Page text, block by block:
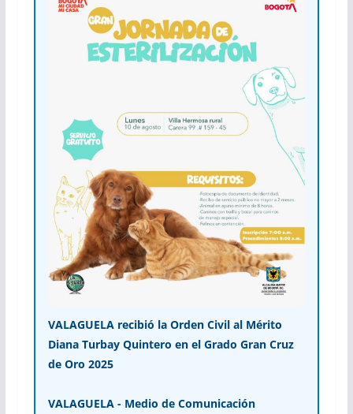
VALAGUELA recibió la Orden Civil al Mérito
Diana Turbay Quintero en el Grado Gran Cruz
de Oro 2025
VALAGUELA - Medio de Comunicación